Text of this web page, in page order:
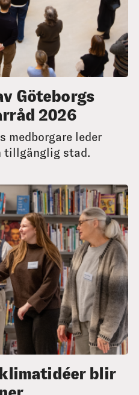
Göteborgs
2026
medborgare leder
tillgänglig stad.
blir